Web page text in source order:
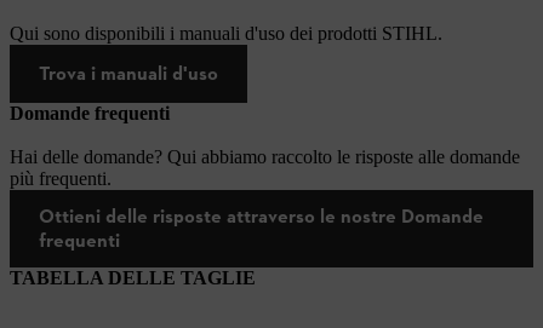
Qui sono disponibili i manuali d'uso dei prodotti STIHL.
Trova i manuali d'uso
Domande frequenti
Hai delle domande? Qui abbiamo raccolto le risposte alle domande
più frequenti.
Ottieni delle risposte attraverso le nostre Domande
frequenti
TABELLA DELLE TAGLIE